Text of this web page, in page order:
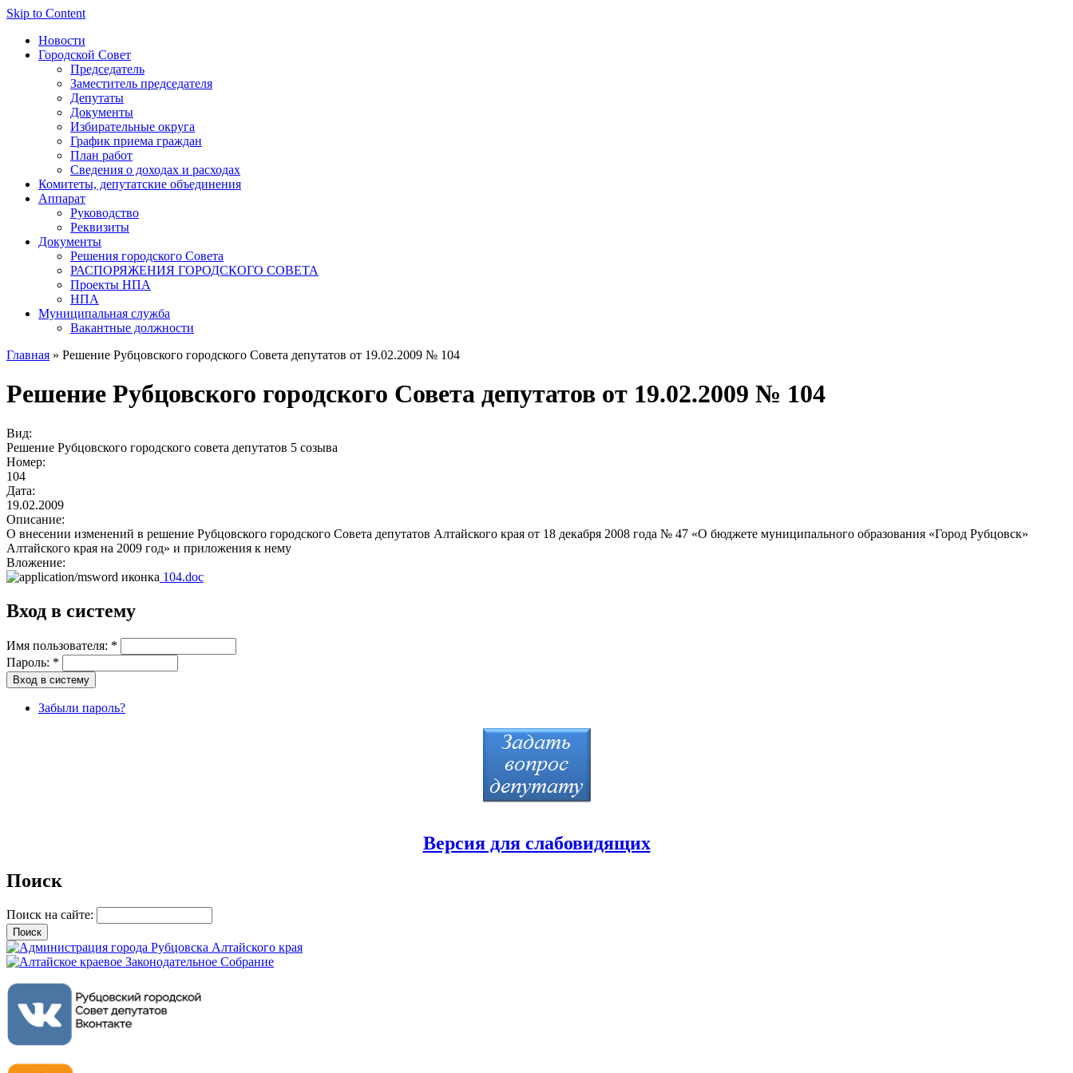
Skip to Content
Новости
Городской Совет
Председатель
Заместитель председателя
Депутаты
Документы
Избирательные округа
График приема граждан
План работ
Сведения о доходах и расходах
Комитеты, депутатские объединения
Аппарат
Руководство
Реквизиты
Документы
Решения городского Совета
РАСПОРЯЖЕНИЯ ГОРОДСКОГО СОВЕТА
Проекты НПА
НПА
Муниципальная служба
Вакантные должности
Главная » Решение Рубцовского городского Совета депутатов от 19.02.2009 № 104
Решение Рубцовского городского Совета депутатов от 19.02.2009 № 104
Вид:
Решение Рубцовского городского совета депутатов 5 созыва
Номер:
104
Дата:
19.02.2009
Описание:
О внесении изменений в решение Рубцовского городского Совета депутатов Алтайского края от 18 декабря 2008 года № 47 «О бюджете муниципального образования «Город Рубцовск»
Алтайского края на 2009 год» и приложения к нему
Вложение:
104.doc
Вход в систему
Имя пользователя: *
Пароль: *
Забыли пароль?
Версия для слабовидящих
Поиск
Поиск на сайте: